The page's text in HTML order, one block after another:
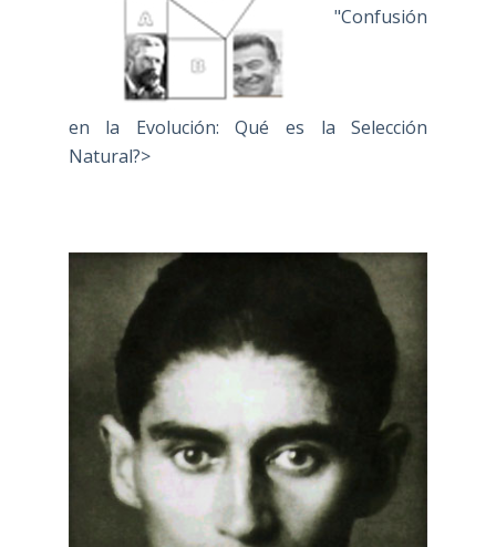
"Confusión
en la Evolución: Qué es la Selección
Natural?>